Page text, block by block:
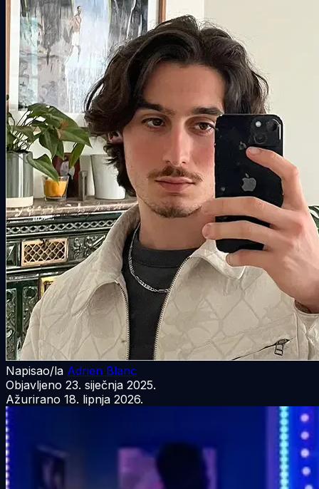
Napisao/la Adrien Blanc
Objavljeno 23. siječnja 2025.
Ažurirano 18. lipnja 2026.